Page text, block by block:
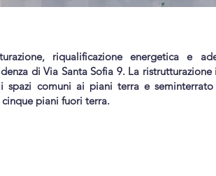
riqualificazione energetica e
di Via Santa Sofia 9. La
spazi comuni ai piani terra e
piani fuori terra.